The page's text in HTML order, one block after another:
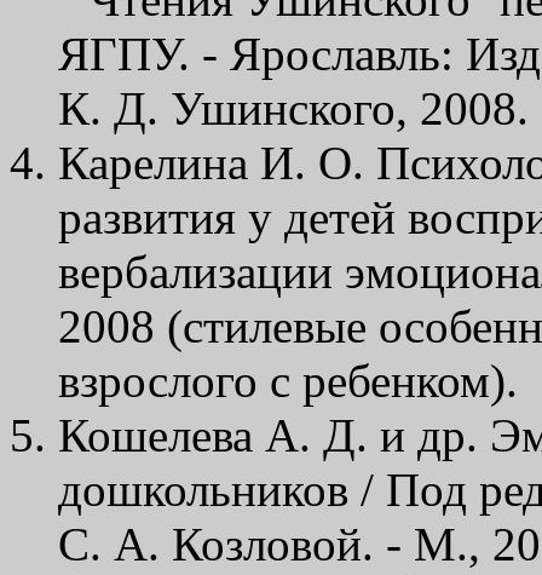
ЯГПУ. - Ярославль:
К. Д. Ушинского,
Карелина И. О.
развития у детей
вербализации
2008 (стилевые
взрослого с ребенком).
Кошелева А. Д. и др.
дошкольников / Под
С. А. Козловой. - М.,